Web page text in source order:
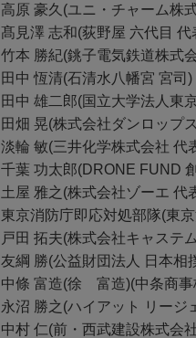
高原 豪久(ユニ・チャーム株
髙見澤 志和(荻野屋 六代目
竹本 勝紀(銚子電気鉄道株式
田中 恆清(石清水八幡宮 宮司)
田中 雄二郎(国立大学法人東
田畑 晃(株式会社ダンロップ
淡輪 敏(三井化学株式会社 代
千葉 功太郎(DRONE FUND
土屋 雅之(株式会社ゾーエ 代
東京消防庁即応対処部隊(東
戸田 拓夫(株式会社キャステ
友綱 勝(公益財団法人 日本相
中條 富造(徐 富造)(中条商
永沼 勝之(ハイアット リージ
中村 仁(前・西武建設株式会